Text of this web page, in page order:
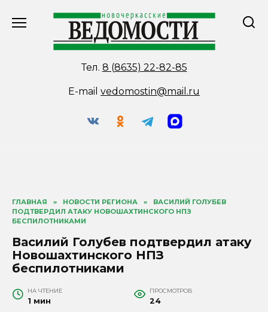
Тел. 8 (8635) 22-82-85
E-mail vedomostin@mail.ru
ГЛАВНАЯ » НОВОСТИ РЕГИОНА »
ВАСИЛИЙ ГОЛУБЕВ
ПОДТВЕРДИЛ АТАКУ НОВОШАХТИНСКОГО НПЗ
БЕСПИЛОТНИКАМИ
Василий Голубев подтвердил атаку
Новошахтинского НПЗ
беспилотниками
НА ЧТЕНИЕ
1 мин
ПРОСМОТРОВ
24